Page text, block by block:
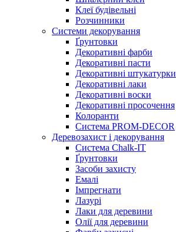
Клеї будівельні
Розчинники
Системи декорування
Ґрунтовки
Декоративні фарби
Декоративні пасти
Декоративні штукатурки
Декоративні лаки
Декоративні воски
Декоративні просочення
Колоранти
Система PROM-DECOR
Деревозахист і декорування
Система Chalk-IT
Ґрунтовки
Засоби захисту
Емалі
Імпрегнати
Лазурі
Лаки для деревини
Олії для деревини